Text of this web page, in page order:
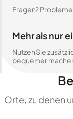
Fragen?
Mehr als nur
Nutzen Sie
bequemer
Orte, zu denen